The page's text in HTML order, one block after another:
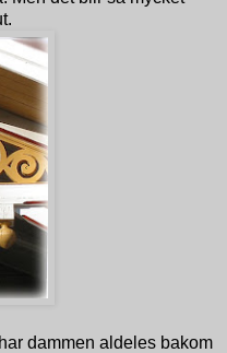
dammen aldeles bakom